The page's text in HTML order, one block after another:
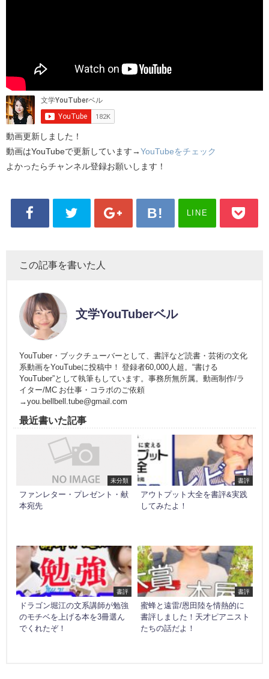
動画更新しました！
動画はYouTubeで更新しています→ YouTubeをチェック
よかったらチャンネル登録お願いします！
LINE
この記事を書いた人
文学YouTuberベル
YouTuber・ブックチューバーとして、書評など読書・芸術の文化
系動画をYouTubeに投稿中！ 登録者60,000人超。“書ける
YouTuber”として執筆もしています。事務所無所属。動画制作/ラ
イター/MC お仕事・コラボのご依頼
→you.bellbell.tube@gmail.com
最近書いた記事
未分類
ファンレター・プレゼント・献
本宛先
書評
アウトプット大全を書評&実践
してみたよ！
書評
ドラゴン堀江の文系講師が勉強
のモチベを上げる本を3冊選ん
でくれたぞ！
書評
蜜蜂と遠雷/恩田陸を情熱的に
書評しました！天才ピアニスト
たちの話だよ！